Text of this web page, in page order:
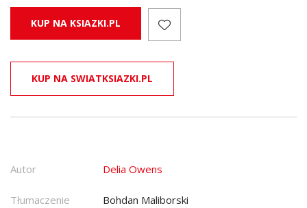
KUP NA KSIAZKI.PL
KUP NA SWIATKSIAZKI.PL
Autor Delia Owens
Tłumaczenie Bohdan Maliborski